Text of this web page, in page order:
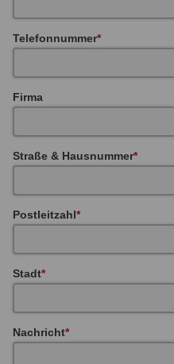
Telefonnummer
Firma
Straße & Hausnummer
Postleitzahl
Stadt
Nachricht